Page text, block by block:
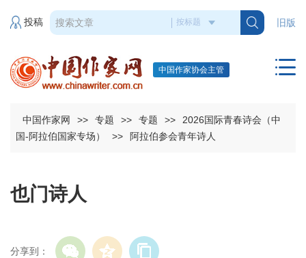
旧版
投稿
中国作家协会主管
中国作家网 >> 专题 >> 专题 >>
2026国际青春诗会（中
国-阿拉伯国家专场）
>> 阿拉伯参会青年诗人
也门诗人
分享到：